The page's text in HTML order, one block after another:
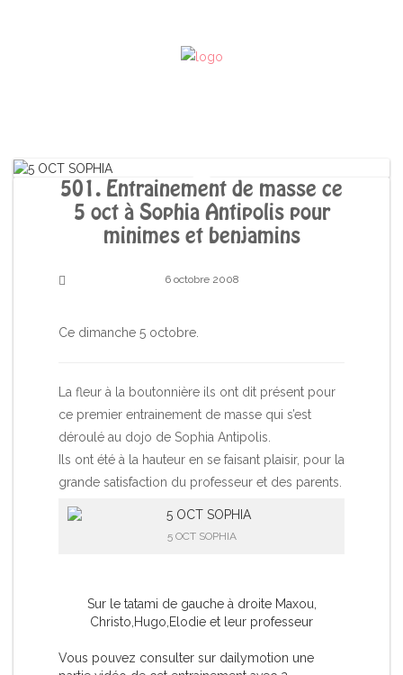
501. Entrainement de masse ce
5 oct à Sophia Antipolis pour
minimes et benjamins
6 octobre 2008
Ce dimanche 5 octobre.
La fleur à la boutonnière ils ont dit présent pour
ce premier entrainement de masse qui s’est
déroulé au dojo de Sophia Antipolis.
Ils ont été à la hauteur en se faisant plaisir, pour la
grande satisfaction du professeur et des parents.
5 OCT SOPHIA
Sur le tatami de gauche à droite Maxou,
Christo,Hugo,Elodie et leur professeur
Vous pouvez consulter sur dailymotion une